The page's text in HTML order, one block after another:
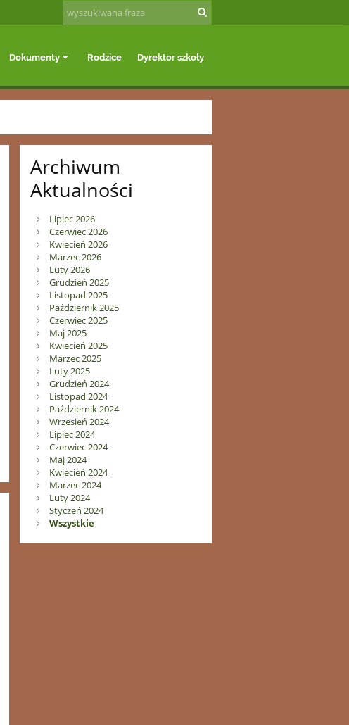
Dokumenty Rodzice Dyrektor szkoły
Kontakt Mapa
Archiwum
Aktualności
Lipiec 2026
Czerwiec 2026
Kwiecień 2026
Marzec 2026
Luty 2026
Grudzień 2025
Listopad 2025
Październik 2025
Czerwiec 2025
Maj 2025
Kwiecień 2025
Marzec 2025
Luty 2025
Grudzień 2024
Listopad 2024
Październik 2024
Wrzesień 2024
Lipiec 2024
Czerwiec 2024
Maj 2024
Kwiecień 2024
Marzec 2024
Luty 2024
Styczeń 2024
Wszystkie